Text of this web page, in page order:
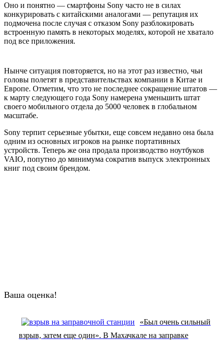
Оно и понятно — смартфоны Sony часто не в силах
конкурировать с китайскими аналогами — репутация их
подмочена после случая с отказом Sony разблокировать
встроенную память в некоторых моделях, которой не хватало
под все приложения.
Нынче ситуация повторяется, но на этот раз известно, чьи
головы полетят в представительствах компании в Китае и
Европе. Отметим, что это не последнее сокращение штатов —
к марту следующего года Sony намерена уменьшить штат
своего мобильного отдела до 5000 человек в глобальном
масштабе.
Sony терпит серьезные убытки, еще совсем недавно она была
одним из основных игроков на рынке портативных
устройств. Теперь же она продала производство ноутбуков
VAIO, попутно до минимума сократив выпуск электронных
книг под своим брендом.
Ваша оценка!
«Был очень сильный
взрыв, затем еще один». В Махачкале на заправке